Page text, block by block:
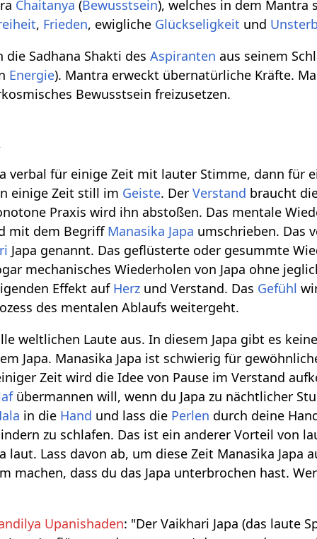
Chaitanya (Bewusstsein), welches in dem Mantra
, Frieden, ewigliche Glückseligkeit und
die Sadhana Shakti desAspiranten aus seinem
Energie). Mantra erweckt übernatürliche Kräfte.
Bewusstsein freizusetzen.
verbal für einige Zeit mit lauter Stimme, dann für
einige Zeit still im Geiste. DerVerstand braucht
Praxis wird ihn abstoßen. Das mentale
mit dem Begriff Manasika Japa umschrieben. Das
Japa genannt. Das geflüsterte oder gesummte
mechanisches Wiederholen von Japa ohne
Effekt auf Herz und Verstand. Das Gefühl
des mentalen Ablaufs weitergeht.
weltlichen Laute aus. In diesem Japa gibt es
Japa. Manasika Japa ist schwierig für
Zeit wird die Idee von Pause im Verstand
übermannen will, wenn du Japa zu nächtlicher
in die Hand und lass die Perlen durch deine
zu schlafen. Das ist ein anderer Vorteil von
laut. Lass davon ab, um diese Zeit Manasika Japa
machen, dass du das Japa unterbrochen hast.
Upanishaden: "Der Vaikhari Japa (das laute